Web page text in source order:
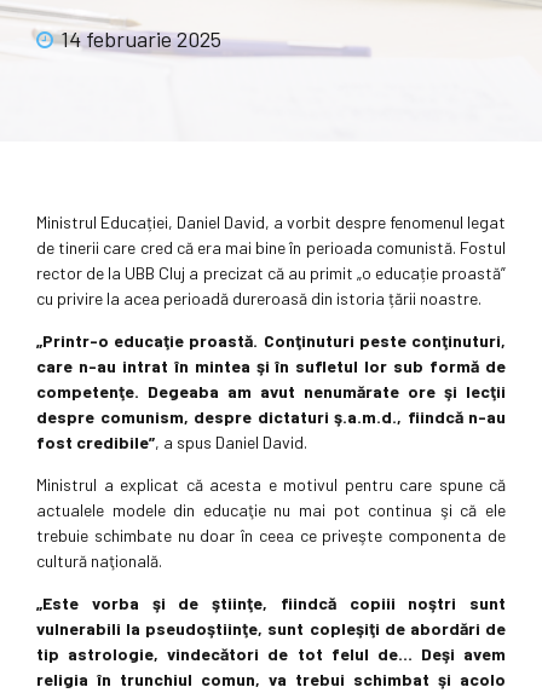
14 februarie 2025
Ministrul Educației, Daniel David, a vorbit despre fenomenul legat
de tinerii care cred că era mai bine în perioada comunistă. Fostul
rector de la UBB Cluj a precizat că au primit „o educație proastă”
cu privire la acea perioadă dureroasă din istoria țării noastre.
„Printr-o educaţie proastă. Conţinuturi peste conţinuturi,
care n-au intrat în mintea şi în sufletul lor sub formă de
competenţe. Degeaba am avut nenumărate ore şi lecţii
despre comunism, despre dictaturi ş.a.m.d., fiindcă n-au
fost credibile”, a spus Daniel David.
Ministrul a explicat că acesta e motivul pentru care spune că
actualele modele din educaţie nu mai pot continua şi că ele
trebuie schimbate nu doar în ceea ce priveşte componenta de
cultură naţională.
„Este vorba şi de ştiinţe, fiindcă copiii noştri sunt
vulnerabili la pseudoştiinţe, sunt copleşiţi de abordări de
tip astrologie, vindecători de tot felul de… Deşi avem
religia în trunchiul comun, va trebui schimbat şi acolo